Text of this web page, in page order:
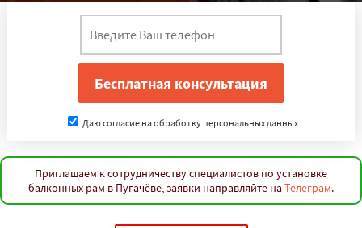
Даю согласие на обработку персональных данных
Приглашаем к сотрудничеству специалистов по установке
балконных рам в Пугачёве, заявки направляйте на Телеграм.